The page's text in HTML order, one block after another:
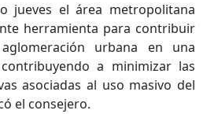
jueves el área metropolitana
herramienta para contribuir
urbana en una
a minimizar las
asociadas al uso masivo del
el consejero.